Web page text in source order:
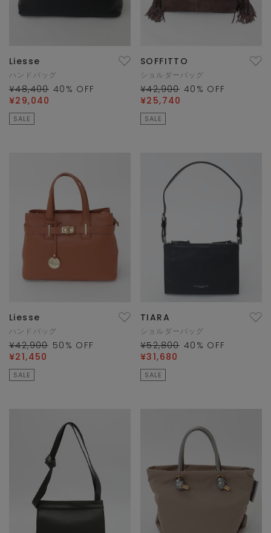
Liesse
ハンドバッグ
¥48,400 40 % OFF
¥29,040
SALE
SOFFITTO
ショルダーバッグ
¥42,900 40 % OFF
¥25,740
SALE
Liesse
ハンドバッグ
¥42,900 50 % OFF
¥21,450
SALE
TIARA
ショルダーバッグ
¥52,800 40 % OFF
¥31,680
SALE